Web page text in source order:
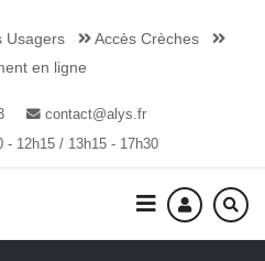
Usagers
Accès Crèches
en ligne
contact@alys.fr
- 12h15 / 13h15 - 17h30